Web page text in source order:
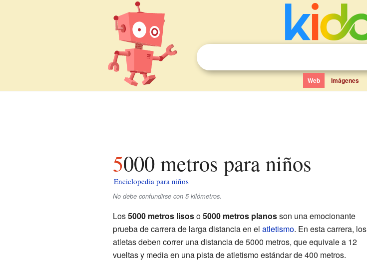
Web Imágenes
5000 metros para niños
Enciclopedia para niños
No debe confundirse con 5 kilómetros.
Los5000 metros lisoso5000 metros planosson una emocionante
prueba de carrera de larga distancia en el atletismo. En esta carrera, los
atletas deben correr una distancia de 5000 metros, que equivale a 12
vueltas y media en una pista de atletismo estándar de 400 metros.